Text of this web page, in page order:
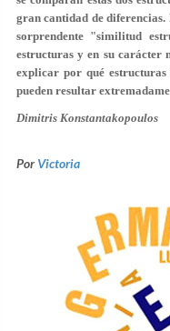
gran cantidad de diferencias.
sorprendente "similitud
estructuras y en su carácter
explicar por qué estructuras
pueden resultar
Dimitris Konstantakopoulos
PorVictoria